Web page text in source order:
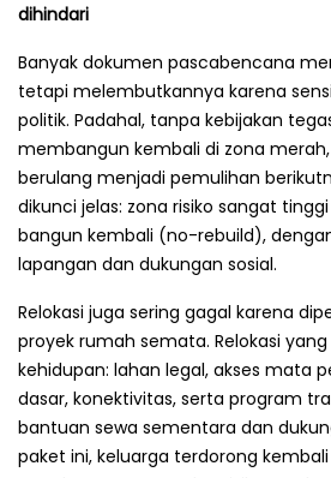
dihindari
Banyak dokumen pascabencana
tetapi melembutkannya karena
politik. Padahal, tanpa kebijakan
membangun kembali di zona
berulang menjadi pemulihan
dikunci jelas: zona risiko sangat
bangun kembali (no-rebuild),
lapangan dan dukungan sosial.
Relokasi juga sering gagal karena
proyek rumah semata. Relokasi
kehidupan: lahan legal, akses mata
dasar, konektivitas, serta program
bantuan sewa sementara dan
paket ini, keluarga terdorong